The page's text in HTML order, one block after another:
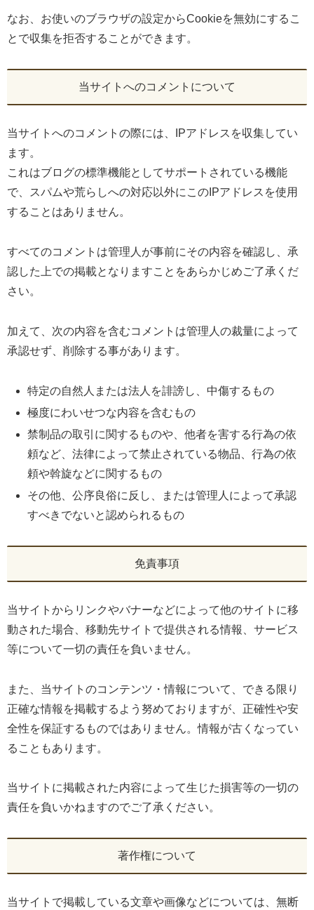
なお、お使いのブラウザの設定からCookieを無効にするこ
とで収集を拒否することができます。
当サイトへのコメントについて
当サイトへのコメントの際には、IPアドレスを収集してい
ます。
これはブログの標準機能としてサポートされている機能
で、スパムや荒らしへの対応以外にこのIPアドレスを使用
することはありません。
すべてのコメントは管理人が事前にその内容を確認し、承
認した上での掲載となりますことをあらかじめご了承くだ
さい。
加えて、次の内容を含むコメントは管理人の裁量によって
承認せず、削除する事があります。
特定の自然人または法人を誹謗し、中傷するもの
極度にわいせつな内容を含むもの
禁制品の取引に関するものや、他者を害する行為の依
頼など、法律によって禁止されている物品、行為の依
頼や斡旋などに関するもの
その他、公序良俗に反し、または管理人によって承認
すべきでないと認められるもの
免責事項
当サイトからリンクやバナーなどによって他のサイトに移
動された場合、移動先サイトで提供される情報、サービス
等について一切の責任を負いません。
また、当サイトのコンテンツ・情報について、できる限り
正確な情報を掲載するよう努めておりますが、正確性や安
全性を保証するものではありません。情報が古くなってい
ることもあります。
当サイトに掲載された内容によって生じた損害等の一切の
責任を負いかねますのでご了承ください。
著作権について
当サイトで掲載している文章や画像などについては、無断